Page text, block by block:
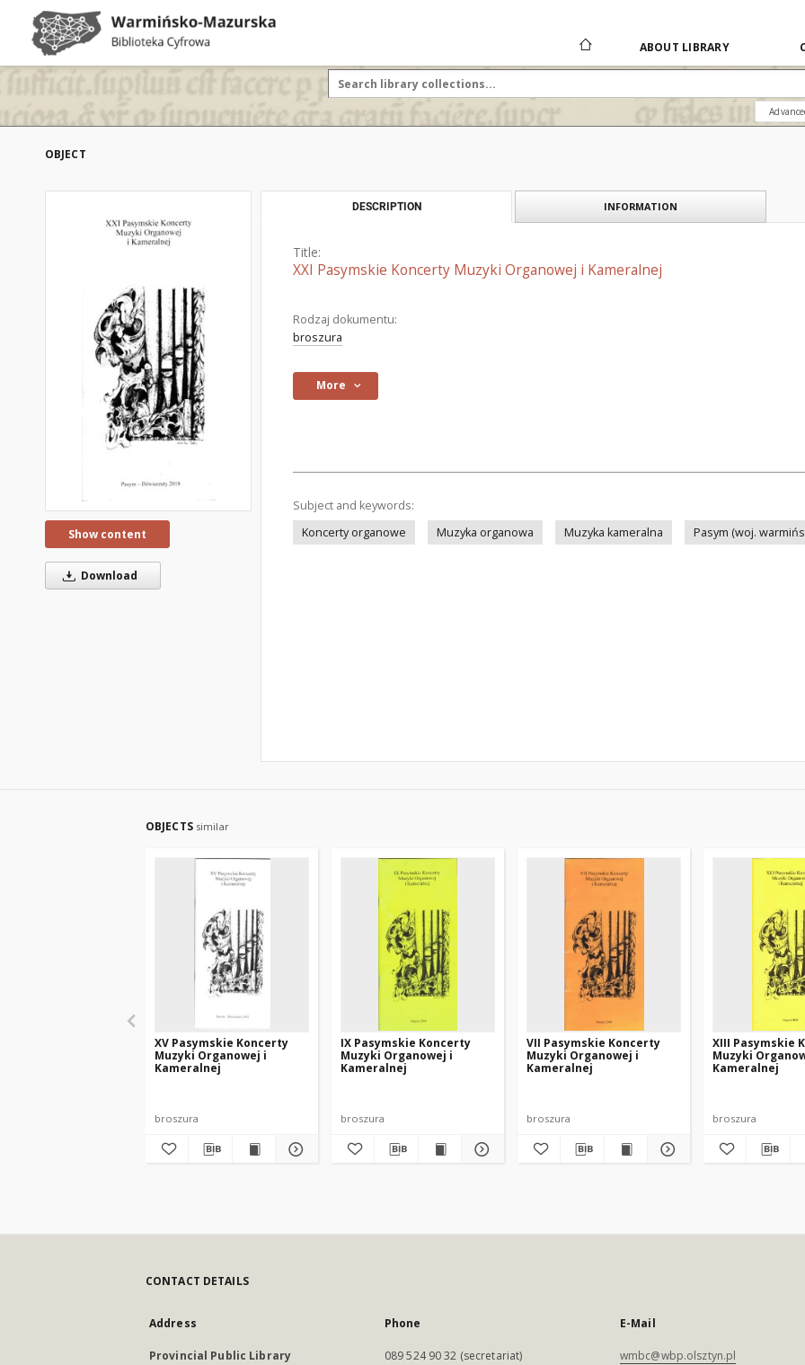
ABOUT LIBRARY
OBJECT
Show content
Download
DESCRIPTION INFORMATION
Title:
XXI Pasymskie Koncerty Muzyki Organowej i Kameralnej
Rodzaj dokumentu:
broszura
More
Subject and keywords:
Koncerty organowe
Muzyka organowa Muzyka kameralna Pasym (woj.
OBJECTS similar
XV Pasymskie Koncerty
Muzyki Organowej i
Kameralnej
broszura
IX Pasymskie Koncerty
Muzyki Organowej i
Kameralnej
broszura
VII Pasymskie Koncerty
Muzyki Organowej i
Kameralnej
broszura
XIII Pasymskie
Muzyki
Kameralnej
broszura
CONTACT DETAILS
Address
Provincial Public Library
Phone
089 524 90 32 (secretariat)
E-Mail
wmbc@wbp.olsztyn.pl